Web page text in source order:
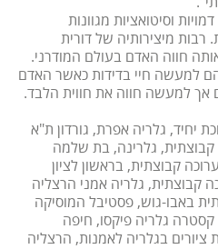
וסיטואציות מגוונות
מיצירותיה של דורית
חווה האדם בעולם המודרני.
הם למעשה חיי בדידות כאשר האדם
אך למעשה חווה את חווית הלבד.